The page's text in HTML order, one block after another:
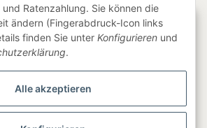
Ratenzahlung. Sie können die
ändern (Fingerabdruck-Icon links
finden Sie unter Konfigurieren und
.
Alle akzeptieren